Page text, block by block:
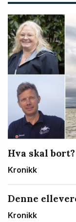
Hva skal
Kronikk
Denne
Kronikk